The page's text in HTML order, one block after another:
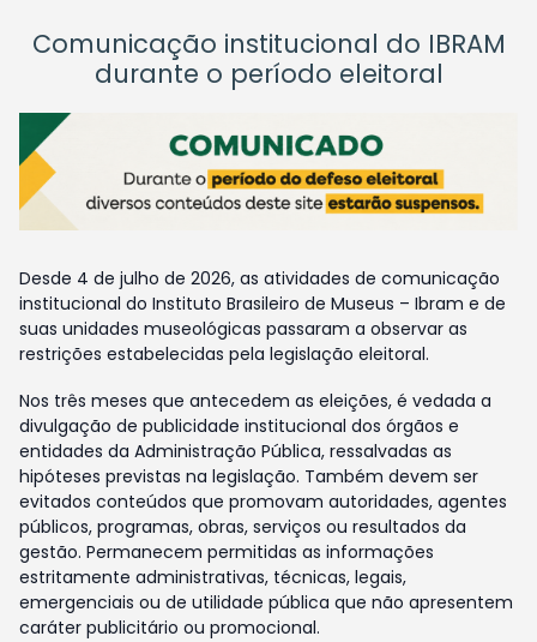
Comunicação institucional do IBRAM
durante o período eleitoral
Desde 4 de julho de 2026, as atividades de comunicação
institucional do Instituto Brasileiro de Museus – Ibram e de
suas unidades museológicas passaram a observar as
restrições estabelecidas pela legislação eleitoral.
Nos três meses que antecedem as eleições, é vedada a
divulgação de publicidade institucional dos órgãos e
entidades da Administração Pública, ressalvadas as
hipóteses previstas na legislação. Também devem ser
evitados conteúdos que promovam autoridades, agentes
públicos, programas, obras, serviços ou resultados da
gestão. Permanecem permitidas as informações
estritamente administrativas, técnicas, legais,
emergenciais ou de utilidade pública que não apresentem
caráter publicitário ou promocional.